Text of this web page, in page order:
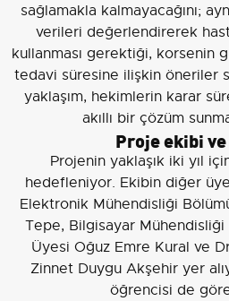
sağlamakla kalmayacağını;
verileri değerlendirerek
kullanması gerektiği, korsenin
tedavi süresine ilişkin öneriler
yaklaşım, hekimlerin karar
akıllı bir çözüm
Proje ekibi
Projenin yaklaşık iki yıl
hedefleniyor. Ekibin diğer
Elektronik Mühendisliği
Tepe, Bilgisayar Mühendisliği
Üyesi Oğuz Emre Kural ve
Zinnet Duygu Akşehir yer
öğrencisi de